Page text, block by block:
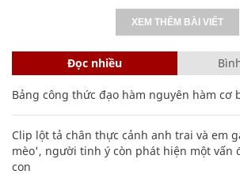
XEM THÊM BÀI VIẾT
Đọc nhiều
Bảng công thức đạo hàm nguyên hàm cơ
Clip lột tả chân thực cảnh anh trai và em
mèo', người tinh ý còn phát hiện một vấn
con